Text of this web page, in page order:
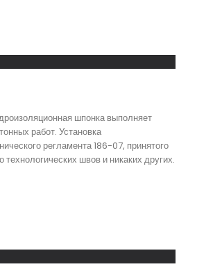
шпонка выполняет
работ. Установка
регламента 186-07, принятого
швов и никаких других.